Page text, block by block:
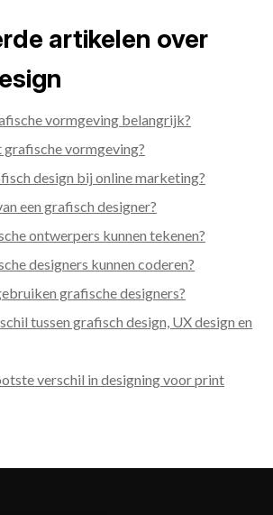
artikelen over
vormgeving belangrijk?
vormgeving?
design bij online marketing?
een grafisch designer?
ontwerpers kunnen tekenen?
designers kunnen coderen?
grafische designers?
tussen grafisch design, UX design en
verschil in designing voor print